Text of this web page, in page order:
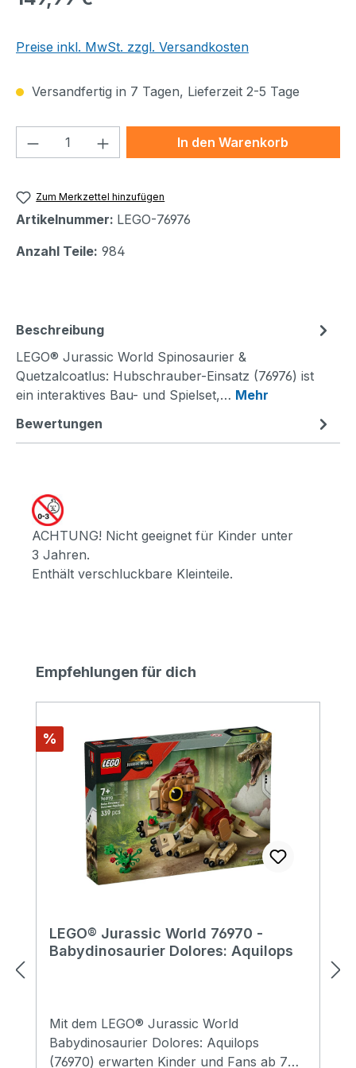
Preise inkl. MwSt. zzgl. Versandkosten
Versandfertig in 7 Tagen, Lieferzeit 2-5 Tage
Produkt Anzahl: Gib denIn den Warenkorb
Zum Merkzettel hinzufügen
Artikelnummer: LEGO-76976
Anzahl Teile: 984
Beschreibung
LEGO® Jurassic World Spinosaurier &
Quetzalcoatlus: Hubschrauber-Einsatz (76976) ist
ein interaktives Bau- und Spielset,… Mehr
Bewertungen
ACHTUNG! Nicht geeignet für Kinder unter
3 Jahren.
Enthält verschluckbare Kleinteile.
Produktgalerie überspringen
Empfehlungen für dich
Rabatt
%
LEGO® Jurassic World 76970 -
Babydinosaurier Dolores: Aquilops
Mit dem LEGO® Jurassic World
Babydinosaurier Dolores: Aquilops
(76970) erwarten Kinder und Fans ab 7